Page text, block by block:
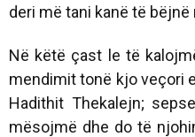
deri më tani kanë të
Në këtë çast le të
mendimit tonë kjo veçori
Hadithit Thekalejn;
mësojmë dhe do të